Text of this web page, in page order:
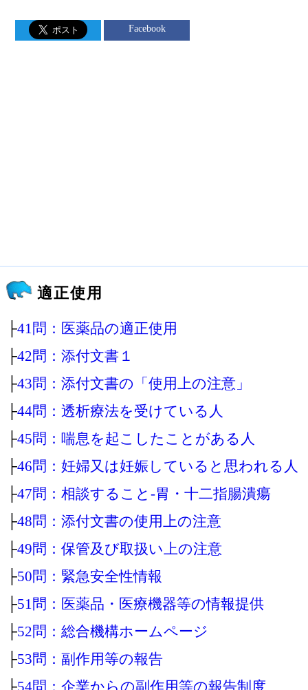
Facebook
適正使用
├41問：医薬品の適正使用
├42問：添付文書１
├43問：添付文書の「使用上の注意」
├44問：透析療法を受けている人
├45問：喘息を起こしたことがある人
├46問：妊婦又は妊娠していると思われる人
├47問：相談すること‐胃・十二指腸潰瘍
├48問：添付文書の使用上の注意
├49問：保管及び取扱い上の注意
├50問：緊急安全性情報
├51問：医薬品・医療機器等の情報提供
├52問：総合機構ホームページ
├53問：副作用等の報告
├54問：企業からの副作用等の報告制度